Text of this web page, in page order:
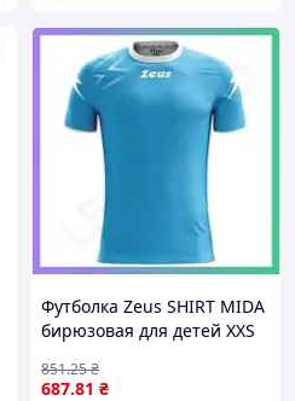
Футболка Zeus SHIRT MIDA
бирюзовая для детей XXS
полиэстера SKU_Z01241
687.81 ₴
851.25₴